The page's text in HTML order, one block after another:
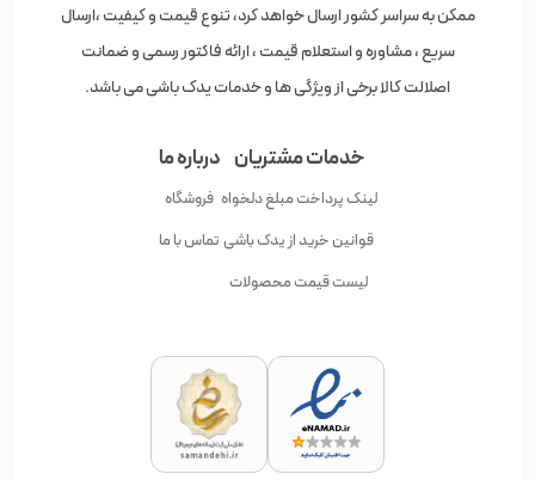
ممکن به سراسر کشور ارسال خواهد کرد، تنوع قیمت و کیفیت ،ارسال
سریع ، مشاوره و استعلام قیمت ، ارائه فاکتور رسمی و ضمانت
اصلالت کالا برخی از ویژگی ها و خدمات یدک باشی می باشد.
خدمات مشتریان
لینک پرداخت مبلغ دلخواه
قوانین خرید از یدک باشی
لیست قیمت محصولات
درباره ما
فروشگاه
تماس با ما